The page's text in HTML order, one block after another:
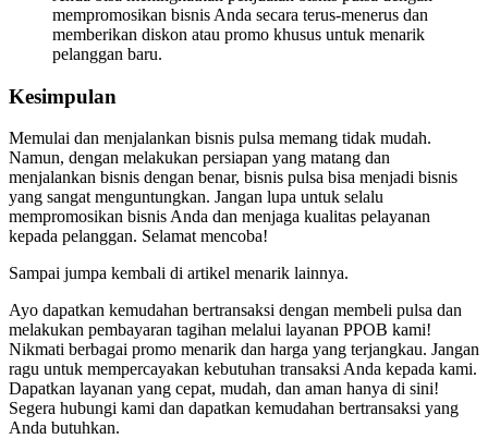
mempromosikan bisnis Anda secara terus-menerus dan
memberikan diskon atau promo khusus untuk menarik
pelanggan baru.
Kesimpulan
Memulai dan menjalankan bisnis pulsa memang tidak mudah.
Namun, dengan melakukan persiapan yang matang dan
menjalankan bisnis dengan benar, bisnis pulsa bisa menjadi bisnis
yang sangat menguntungkan. Jangan lupa untuk selalu
mempromosikan bisnis Anda dan menjaga kualitas pelayanan
kepada pelanggan. Selamat mencoba!
Sampai jumpa kembali di artikel menarik lainnya.
Ayo dapatkan kemudahan bertransaksi dengan membeli pulsa dan
melakukan pembayaran tagihan melalui layanan PPOB kami!
Nikmati berbagai promo menarik dan harga yang terjangkau. Jangan
ragu untuk mempercayakan kebutuhan transaksi Anda kepada kami.
Dapatkan layanan yang cepat, mudah, dan aman hanya di sini!
Segera hubungi kami dan dapatkan kemudahan bertransaksi yang
Anda butuhkan.